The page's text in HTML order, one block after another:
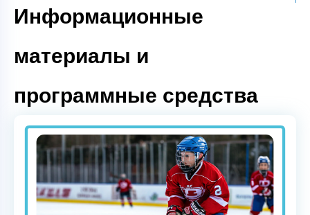
Информационные
материалы и
программные средства